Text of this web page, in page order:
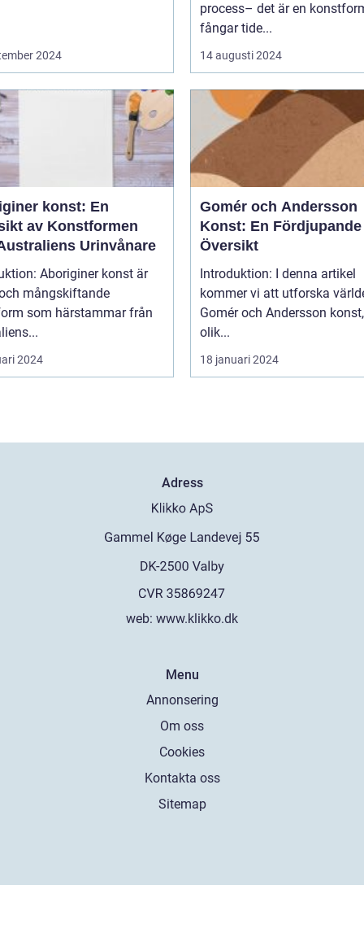
2024
process– det är en
fångar tide...
14 augusti 2024
konst: En
av Konstformen
Urinvånare
Aboriginer konst är
mångskiftande
som härstammar från
2024
Gomér och Andersson
Konst: En Fördjupande
Översikt
Introduktion: I denna artikel
kommer vi att utforska
Gomér och Andersson
olik...
18 januari 2024
Adress
web: www.klikko.dk
Menu
Annonsering
Om oss
Cookies
Kontakta oss
Sitemap